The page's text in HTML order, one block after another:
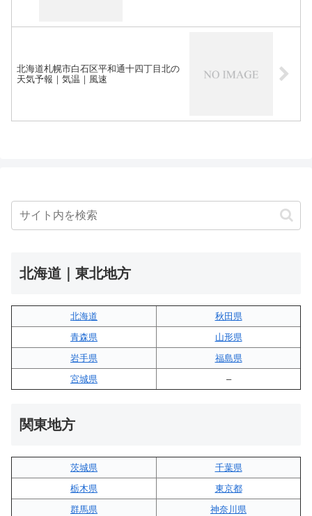
北海道札幌市白石区平和通十四丁目北の
天気予報｜気温｜風速
北海道｜東北地方
北海道
秋田県
青森県
山形県
岩手県
福島県
宮城県
–
関東地方
茨城県
千葉県
栃木県
東京都
群馬県
神奈川県